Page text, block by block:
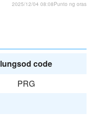
2025/12/04 08:08Punto ng oras
lungsod code
PRG